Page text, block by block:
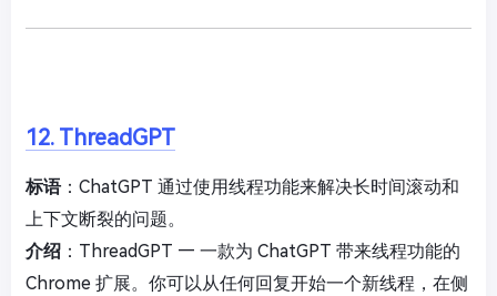
12. ThreadGPT
标语：ChatGPT 通过使用线程功能来解决长时间滚动和
上下文断裂的问题。
介绍 ：ThreadGPT — 一款为 ChatGPT 带来线程功能的
Chrome 扩展。你可以从任何回复开始一个新线程，在侧